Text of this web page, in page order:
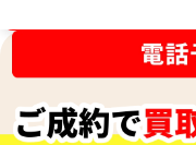
2026年6月17日時点